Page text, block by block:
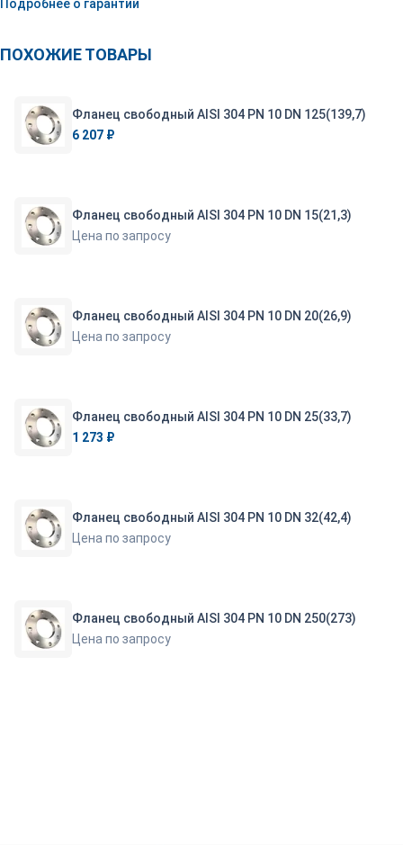
Подробнее о гарантии
ПОХОЖИЕ ТОВАРЫ
Фланец свободный AISI 304 PN 10 DN 125(139,7)
6 207 ₽
Фланец свободный AISI 304 PN 10 DN 15(21,3)
Цена по запросу
Фланец свободный AISI 304 PN 10 DN 20(26,9)
Цена по запросу
Фланец свободный AISI 304 PN 10 DN 25(33,7)
1 273 ₽
Фланец свободный AISI 304 PN 10 DN 32(42,4)
Цена по запросу
Фланец свободный AISI 304 PN 10 DN 250(273)
Цена по запросу